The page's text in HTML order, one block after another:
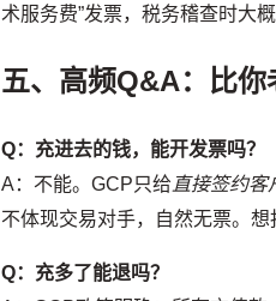
术服务费”发票，税务稽查时大
五、高频Q&A：比
Q：充进去的钱，能开发票吗？
A：不能。GCP只给 直接签约客
不体现交易对手，自然无票。想
Q：充多了能退吗？